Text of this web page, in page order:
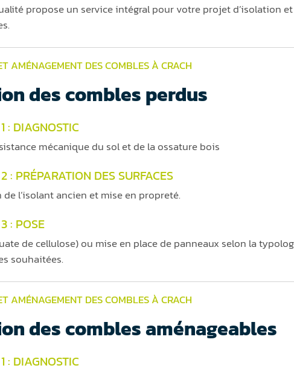
propose un service intégral pour votre projet d’isolation
AMÉNAGEMENT DES COMBLES À CRACH
des combles perdus
: DIAGNOSTIC
mécanique du sol et de la ossature bois
: PRÉPARATION DES SURFACES
de l’isolant ancien et mise en propreté.
: POSE
de cellulose) ou mise en place de panneaux selon la
souhaitées.
AMÉNAGEMENT DES COMBLES À CRACH
des combles aménageables
: DIAGNOSTIC